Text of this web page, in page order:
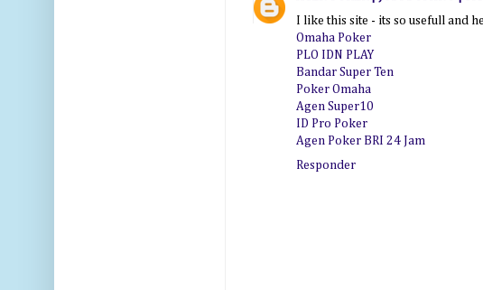
I like this site - its so usefull and
Omaha Poker
PLO IDN PLAY
Bandar Super Ten
Poker Omaha
Agen Super10
ID Pro Poker
Agen Poker BRI 24 Jam
Responder